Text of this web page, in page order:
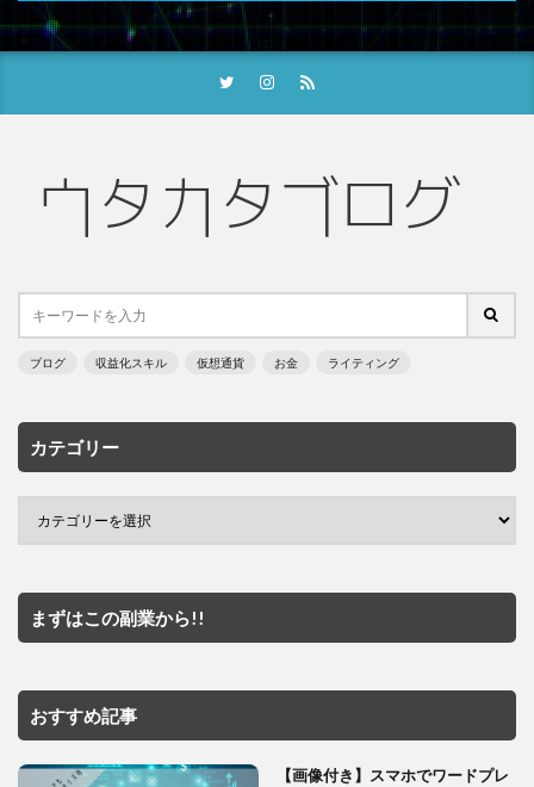
ブログ 収益化スキル 仮想通貨 お金 ライティング
カテゴリー
まずはこの副業から!!
おすすめ記事
【画像付き】スマホでワードプレ